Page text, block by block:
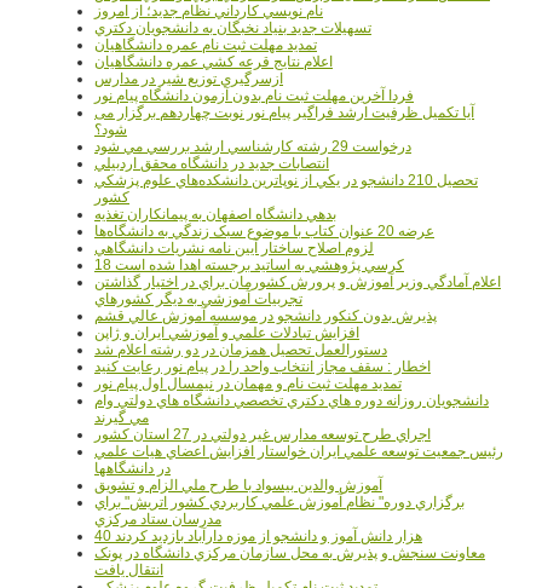
نام نويسي کارداني نظام جديد؛ از امروز
تسهيلات جديد بنياد نخبگان به دانشجويان دکتري
تمديد مهلت ثبت نام عمره دانشگاهيان
اعلام نتايج قرعه کشي عمره دانشگاهيان
ازسرگيري توزيع شير در مدارس
فردا آخرین مهلت ثبت نام بدون آزمون دانشگاه پیام نور
آیا تکمیل ظرفیت ارشد فراگیر پیام نور نوبت چهاردهم برگزار می
شود؟
درخواست 29 رشته کارشناسي ارشد بررسي مي شود
انتصابات جديد در دانشگاه محقق اردبيلي
تحصيل 210 دانشجو در يکي از نوپاترين دانشکده‌هاي علوم پزشکي
کشور
بدهي دانشگاه اصفهان به پيمانکاران تغذيه
عرضه 20 عنوان کتاب با موضوع سبک زندگي به دانشگاه‌ها
لزوم اصلاح ساختار آيين نامه نشريات دانشگاهي
18 کرسي پژوهشي به اساتيد برجسته اهدا شده است
اعلام آمادگي وزير آموزش و پرورش کشورمان براي در اختيار گذاشتن
تجربيات آموزشي به ديگر کشورهاي
پذيرش بدون کنکور دانشجو در موسسه آموزش عالي قشم
افزايش تبادلات علمي و آموزشي ايران و ژاپن
دستورالعمل تحصیل همزمان در دو رشته اعلام شد
اخطار : سقف مجاز انتخاب واحد را در پیام نور رعایت کنید
تمدید مهلت ثبت نام و مهمان در نیمسال اول پیام نور
دانشجويان روزانه دوره هاي دكتري تخصصي دانشگاه هاي دولتي وام
مي گيرند
اجراي طرح توسعه مدارس غير دولتي در 27 استان کشور
رئيس جمعيت توسعه علمي ايران خواستار افزايش اعضاي هيات علمي
در دانشگاهها
آموزش والدين بيسواد با طرح ملي الزام و تشويق
برگزاري دوره" نظام آموزش علمي كاربردي كشور اتريش" براي
مدرسان ستاد مرکزي
40 هزار دانش آموز و دانشجو از موزه دارآباد بازديد کردند
معاونت سنجش و پذيرش به محل سازمان مرکزي دانشگاه در پونک
انتقال يافت